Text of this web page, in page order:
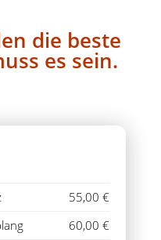
die beste
es sein.
55,00 €
60,00 €